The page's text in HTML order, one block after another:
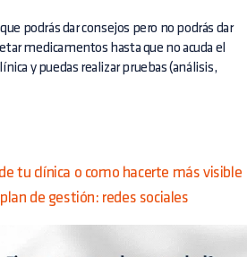
podrás dar consejos pero no podrás dar
medicamentos hasta que no acuda el
y puedas realizar pruebas (análisis,
tu clínica o como hacerte más visible
de gestión: redes sociales